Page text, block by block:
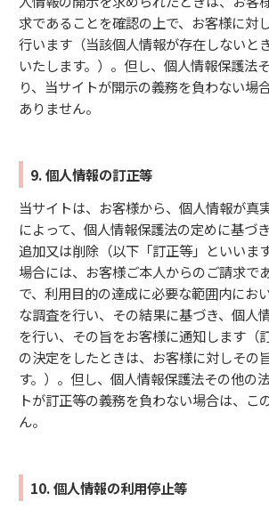
求であることを確認の上で、お客様に対
行います（当該個人情報が存在しないと
いたします。）。但し、個人情報保護法
り、当サイトが開示の義務を負わない場
ありません。
9. 個人情報の訂正等
当サイトは、お客様から、個人情報が真
によって、個人情報保護法の定めに基づ
追加又は削除（以下「訂正等」といいま
場合には、お客様ご本人からのご請求で
で、利用目的の達成に必要な範囲内にお
な調査を行い、その結果に基づき、個人
を行い、その旨をお客様に通知します（
の決定をしたときは、お客様に対しその
す。）。但し、個人情報保護法その他の
トが訂正等の義務を負わない場合は、こ
ん。
10. 個人情報の利用停止等